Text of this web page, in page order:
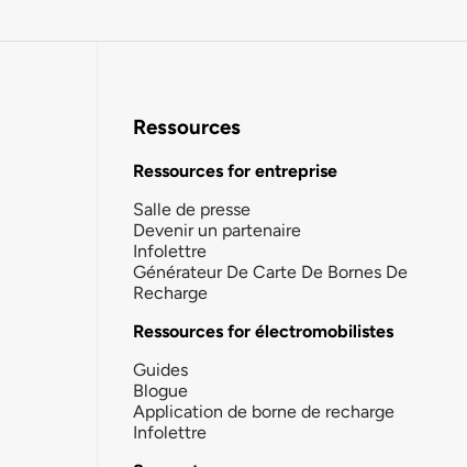
Ressources
Ressources for entreprise
Salle de presse
Devenir un partenaire
Infolettre
Générateur De Carte De Bornes De
Recharge
Ressources for électromobilistes
Guides
Blogue
Application de borne de recharge
Infolettre